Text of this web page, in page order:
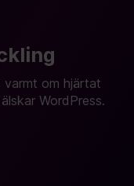
varmt om hjärtat
WordPress.